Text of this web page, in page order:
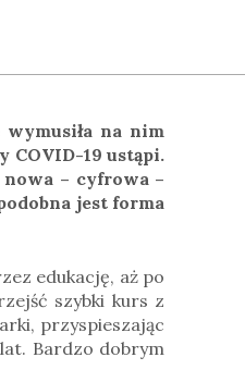
na nim
COVID-19 ustąpi.
– cyfrowa –
jest forma
edukację, aż po
szybki kurs z
przyspieszając
Bardzo dobrym